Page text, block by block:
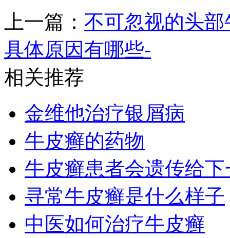
上一篇： 不可忽视的头
具体原因有哪些-
相关推荐
金维他治疗银屑病
牛皮癣的药物
牛皮癣患者会遗传给
寻常牛皮癣是什么样子
中医如何治疗牛皮癣